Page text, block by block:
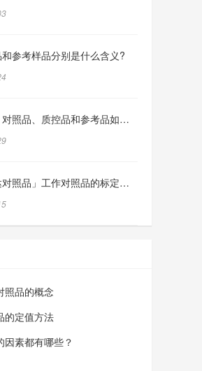
参考样品分别是什么含义?
标准品、对照品、质控品和参考品如何定义？
「博林达对照品」工作对照品的标定过程与方法分享
照品的概念
的定值方法
素都有哪些？